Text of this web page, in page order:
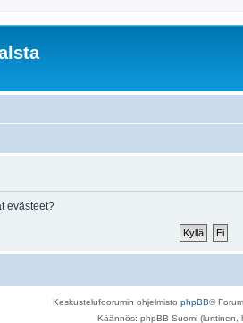
evästeet?
Keskustelufoorumin ohjelmisto phpBB®
Käännös: phpBB Suomi (lurttinen,